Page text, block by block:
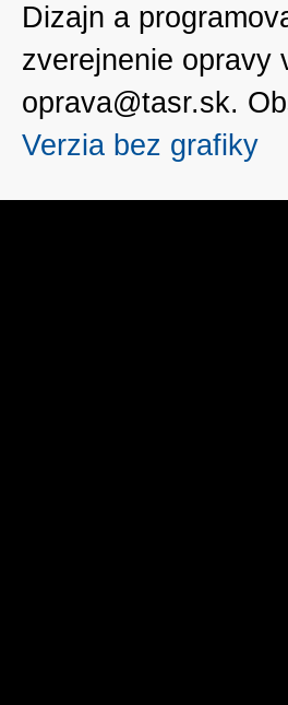
Dizajn a
zverejnenie opravy
oprava@tasr.sk.
Verzia bez grafiky